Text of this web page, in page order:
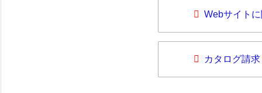
Webサイト
カタログ請求